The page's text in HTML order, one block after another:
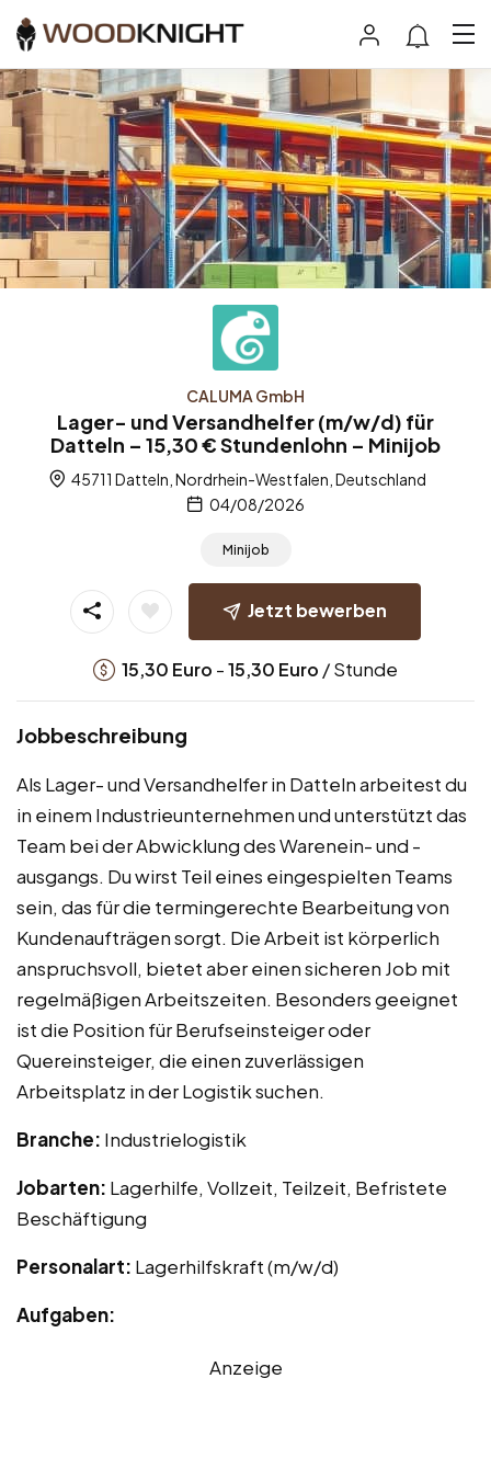
CALUMA GmbH
Lager- und Versandhelfer (m/w/d) für
Datteln – 15,30 € Stundenlohn – Minijob
45711 Datteln, Nordrhein-Westfalen, Deutschland
04/08/2026
Minijob
Jetzt bewerben
15,30 Euro -15,30 Euro / Stunde
Jobbeschreibung
Als Lager- und Versandhelfer in Datteln arbeitest du
in einem Industrieunternehmen und unterstützt das
Team bei der Abwicklung des Warenein- und -
ausgangs. Du wirst Teil eines eingespielten Teams
sein, das für die termingerechte Bearbeitung von
Kundenaufträgen sorgt. Die Arbeit ist körperlich
anspruchsvoll, bietet aber einen sicheren Job mit
regelmäßigen Arbeitszeiten. Besonders geeignet
ist die Position für Berufseinsteiger oder
Quereinsteiger, die einen zuverlässigen
Arbeitsplatz in der Logistik suchen.
Branche: Industrielogistik
Jobarten: Lagerhilfe, Vollzeit, Teilzeit, Befristete
Beschäftigung
Personalart: Lagerhilfskraft (m/w/d)
Aufgaben:
Anzeige